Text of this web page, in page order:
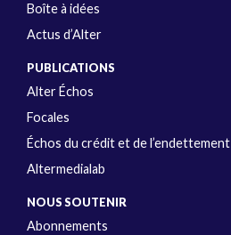
Boîte à idées
Actus d’Alter
PUBLICATIONS
Alter Échos
Focales
Échos du crédit et de l’endettement
Altermedialab
NOUS SOUTENIR
Abonnements